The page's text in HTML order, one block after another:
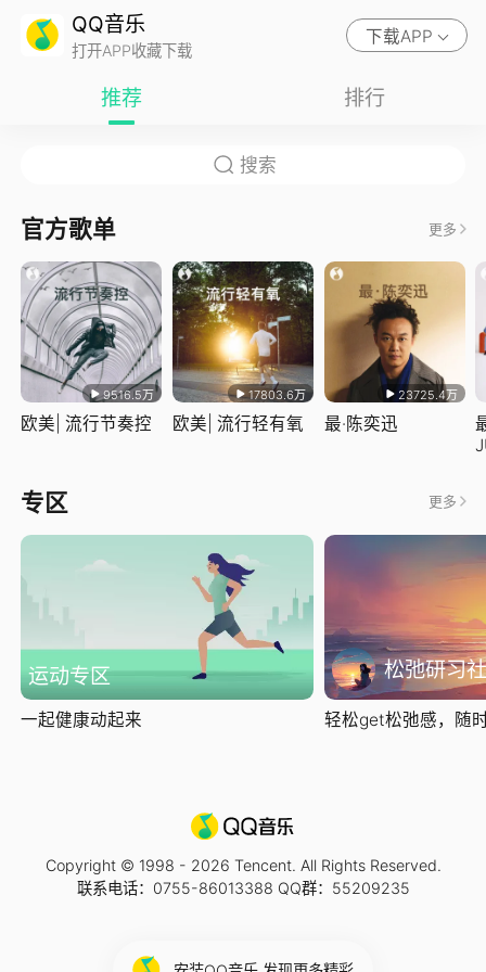
QQ音乐
打开APP收藏下载
下载APP
推荐 排行
官方歌单 更多
9516.5万
欧美| 流行节奏控
17803.6万
欧美| 流行轻有氧
23725.4万
最·陈奕迅
专区 更多
运动专区
一起健康动起来
松弛研习社
轻松get松弛感，随
Copyright © 1998 - 2026 Tencent. All Rights Reserved.
联系电话：0755-86013388 QQ群：55209235